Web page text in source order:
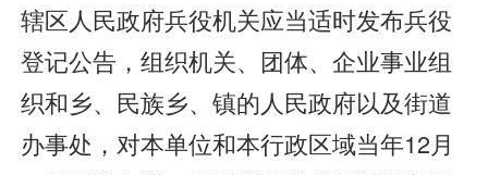
辖区人民政府兵役机关应当适时发布兵役
登记公告，组织机关、团体、企业事业组
织和乡、民族乡、镇的人民政府以及街道
办事处，对本单位和本行政区域当年12月